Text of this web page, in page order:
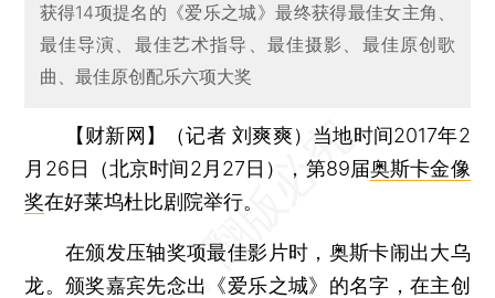
获得14项提名的《爱乐之城》最终获得最佳女主角、
最佳导演、最佳艺术指导、最佳摄影、最佳原创歌
曲、最佳原创配乐六项大奖
【财新网】（记者 刘爽爽） 当地时间2017年2
月26日（北京时间2月27日），第89届奥斯卡金像
奖在好莱坞杜比剧院举行。
在颁发压轴奖项最佳影片时，奥斯卡闹出大乌
龙。颁奖嘉宾先念出《爱乐之城》的名字，在主创